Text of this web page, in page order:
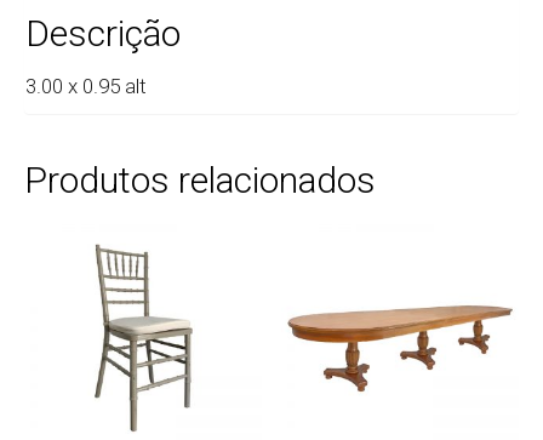
Descrição
3.00 x 0.95 alt
Produtos relacionados